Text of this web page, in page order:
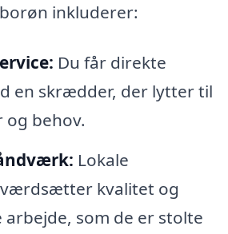
inkluderer:
Du får direkte
en skrædder, der lytter til
og behov.
Lokale
kvalitet og
som de er stolte